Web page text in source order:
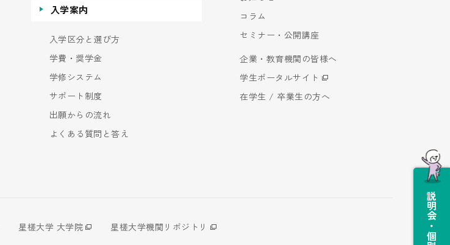
入学案内
入学区分と選び方
学費・奨学金
学修システム
サポート制度
出願からの流れ
よくある質問と答え
コラム
セミナー・公開講座
企業・教育機関の皆様へ
学生ポータルサイト
在学生 / 卒業生の方へ
星槎大学 大学院
星槎大学機関リポジトリ